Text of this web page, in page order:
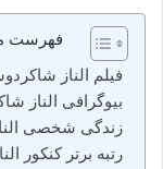
فهرست
فیلم الناز
بیوگرافی الناز
زندگی شخصی
رتبه برتر کنکور